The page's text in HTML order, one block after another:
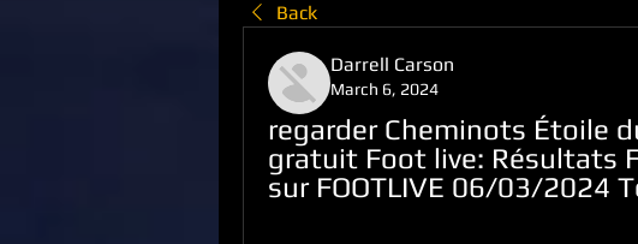
Back
Darrell Carson
March 6, 2024
regarder Cheminots Étoile
gratuit Foot live: Résultats
sur FOOTLIVE 06/03/2024